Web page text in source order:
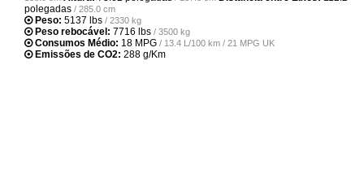
polegadas / 285.0 cm
Peso: 5137 lbs / 2330 kg
Peso rebocável: 7716 lbs / 3500 kg
Consumos Médio: 18 MPG / 13.4 L/100 km / 21 MPG UK
Emissões de CO2: 288 g/Km